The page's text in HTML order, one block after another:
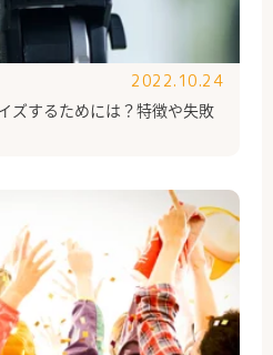
ズするためには？特徴や失敗
2022.10.24